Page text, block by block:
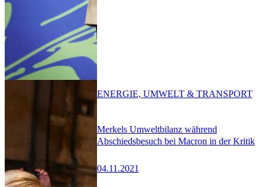
Merkels Umweltbilanz während
Abschiedsbesuch bei Macron in der Kritik
04.11.2021
ENERGIE, UMWELT & TRANSPORT